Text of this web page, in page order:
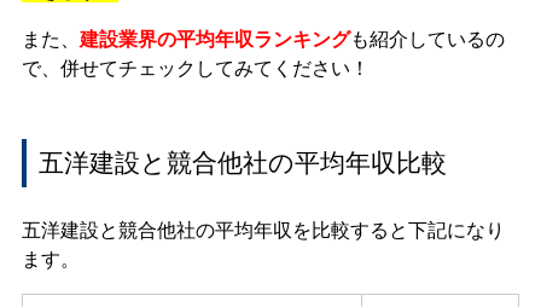
また、 建設業界の平均年収ランキングも紹介しているの
で、併せてチェックしてみてください！
五洋建設と競合他社の平均年収比較
五洋建設と競合他社の平均年収を比較すると下記になり
ます。